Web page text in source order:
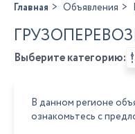
Главная Объявления
Выберите категорию:
В данном регионе
ознакомьтесь с